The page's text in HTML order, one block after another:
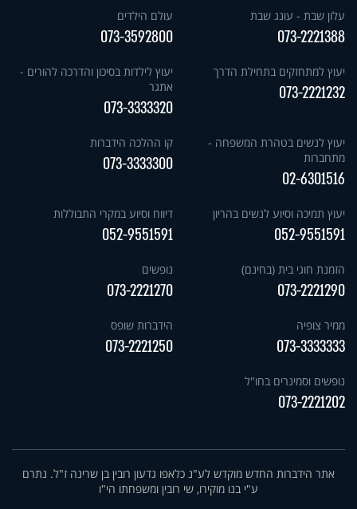
עלון שבת - עונג שבת
073-2221388
עולם הילדים
073-3592800
יעוץ למתחזקים בתחילת הדרך
073-2221232
יעוץ לילדות בסיכון והדרכה להורים -
אתגר
073-3333320
יעוץ לנשים בטהרת המשפחה -
מתחברות
02-6301516
קו ההלכה הידברות
073-3333300
יעוץ תמיכה וסיוע לנשים בהריון
052-9551591
דיווח וסיוע במקרי התבוללות
052-9551591
הזמנת חוגי בית (בחינם)
073-2221290
נופשים
073-2221270
ממיר צופיה
073-3333333
הידברות שופס
073-2221250
נופשים וסמינרים בחו"ל
073-2221202
אתר הידברות החדש מוקדש לע"נ כלאפו גדעון רובין בן שרינה ז"ל. נתרם
ע"י בנו מוקירו, שי רובין ומשפחתו הי"ו